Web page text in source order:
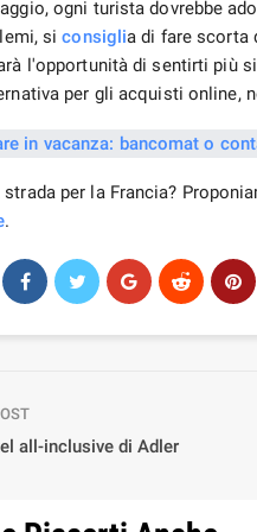
ogni turista dovrebbe
siconsiglia di fare scorta
l'opportunità di sentirti più
per gli acquisti online,
strada per la Francia?
.
all-inclusive di Adler